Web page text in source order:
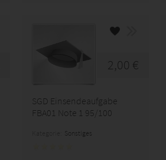
2,00 €
SGD Einsendeaufgabe
FBA01 Note 1 95/100
Sonstiges